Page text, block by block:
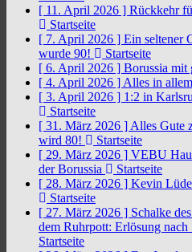
[ 11. April 2026 ] Rückkehr
Startseite
[ 7. April 2026 ] Ein seltener
wurde 90!
Startseite
[ 6. April 2026 ] Borussia mit
[ 4. April 2026 ] Alles in
[ 3. April 2026 ] 1:2 in
Startseite
[ 31. März 2026 ] Alles Gute
wird 80!
Startseite
[ 29. März 2026 ] VEBU
der Borussia
Startseite
[ 28. März 2026 ] Kevin
Startseite
[ 27. März 2026 ] Schalke
dem Ruhrpott: Erlösung
Startseite